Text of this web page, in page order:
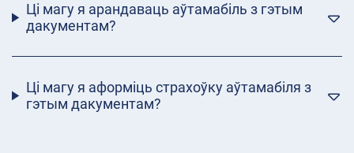
Ці магу я арандаваць аўтамабіль з гэтым
дакументам?
Ці магу я аформіць страхоўку аўтамабіля з
гэтым дакументам?